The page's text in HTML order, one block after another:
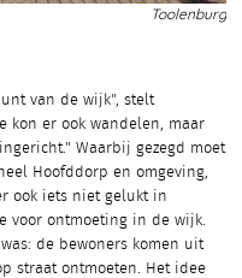
Toolenburg
van de wijk", stelt
kon er ook wandelen, maar
Waarbij gezegd moet
Hoofddorp en omgeving,
ook iets niet gelukt in
voor ontmoeting in de wijk.
de bewoners komen uit
straat ontmoeten. Het idee